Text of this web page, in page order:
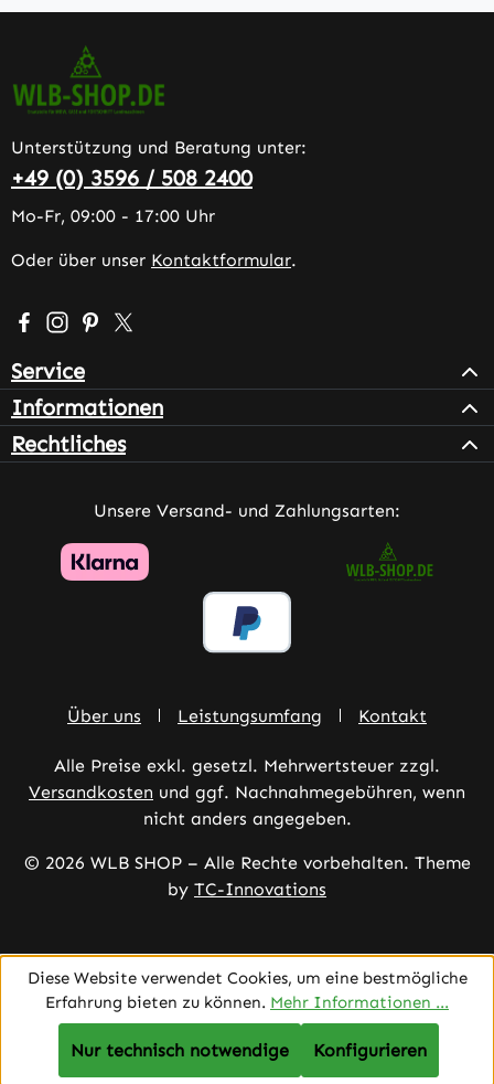
Unterstützung und Beratung unter:
+49 (0) 3596 / 508 2400
Mo-Fr, 09:00 - 17:00 Uhr
Oder über unser Kontaktformular.
Besuche uns auf Facebook – öffnet in neuem Tab
Schau auf Instagram vorbei – öffnet in neuem Tab
Lass dich auf Pinterest inspirieren – öffnet in
Folge uns auf X – öffnet in neuem Tab
Service
Informationen
Rechtliches
Unsere Versand- und Zahlungsarten:
Über uns Leistungsumfang Kontakt
Alle Preise exkl. gesetzl. Mehrwertsteuer zzgl.
Versandkosten und ggf. Nachnahmegebühren, wenn
nicht anders angegeben.
© 2026 WLB SHOP – Alle Rechte vorbehalten. Theme
by TC-Innovations
Diese Website verwendet Cookies, um eine bestmögliche
Erfahrung bieten zu können. Mehr Informationen ...
Nur technisch notwendige Konfigurieren